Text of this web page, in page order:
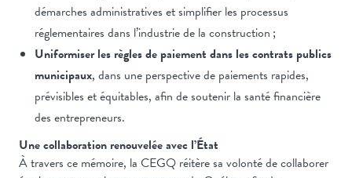
démarches administratives et simplifier les processus
réglementaires dans l’industrie de la construction ;
Uniformiser les règles de paiement dans les contrats publics
municipaux, dans une perspective de paiements rapides,
prévisibles et équitables, afin de soutenir la santé financière
des entrepreneurs.
Une collaboration renouvelée avec l’État
À travers ce mémoire, la CEGQ réitère sa volonté de collaborer